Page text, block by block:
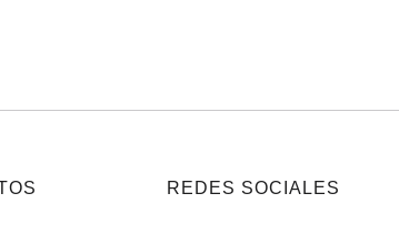
REDES SOCIALES